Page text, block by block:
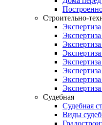
Строительно-
Судебная
Судебная
Виды